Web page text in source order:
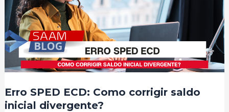
Erro SPED ECD: Como corrigir saldo
inicial divergente?